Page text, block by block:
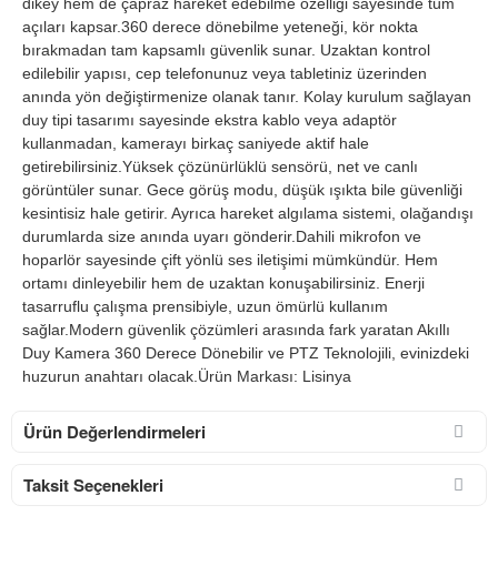
dikey hem de çapraz hareket edebilme özelliği sayesinde tüm
açıları kapsar.360 derece dönebilme yeteneği, kör nokta
bırakmadan tam kapsamlı güvenlik sunar. Uzaktan kontrol
edilebilir yapısı, cep telefonunuz veya tabletiniz üzerinden
anında yön değiştirmenize olanak tanır. Kolay kurulum sağlayan
duy tipi tasarımı sayesinde ekstra kablo veya adaptör
kullanmadan, kamerayı birkaç saniyede aktif hale
getirebilirsiniz.Yüksek çözünürlüklü sensörü, net ve canlı
görüntüler sunar. Gece görüş modu, düşük ışıkta bile güvenliği
kesintisiz hale getirir. Ayrıca hareket algılama sistemi, olağandışı
durumlarda size anında uyarı gönderir.Dahili mikrofon ve
hoparlör sayesinde çift yönlü ses iletişimi mümkündür. Hem
ortamı dinleyebilir hem de uzaktan konuşabilirsiniz. Enerji
tasarruflu çalışma prensibiyle, uzun ömürlü kullanım
sağlar.Modern güvenlik çözümleri arasında fark yaratan Akıllı
Duy Kamera 360 Derece Dönebilir ve PTZ Teknolojili, evinizdeki
huzurun anahtarı olacak.Ürün Markası: Lisinya
Ürün Değerlendirmeleri
Taksit Seçenekleri